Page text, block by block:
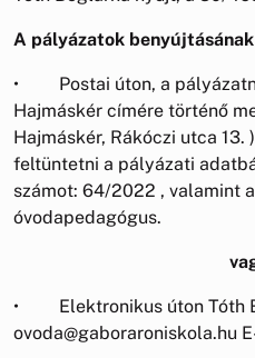
A pályázatok
• Postai úton, a
Hajmáskér címére történő
Hajmáskér, Rákóczi utca 13.
feltüntetni a pályázati
számot: 64/2022 , valamint
óvodapedagógus.
• Elektronikus úton Tóth
ovoda@gaboraroniskola.hu